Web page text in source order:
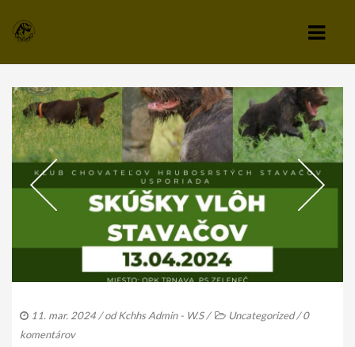
KLUB
VÝBOR KLUBU
STANOVY KLUBU
CHOVATEĽSKÝ A ZÁPISNÝ PORIADOK
SPRAVODAJCA
TLAČIVÁ A PRIHLÁŠKY
ZÁPISNICE Z ČLENSKEJ SCHÔDZE
11. mar. 2024/ odKchhs Admin - W.S/ Uncategorized/0
komentárov